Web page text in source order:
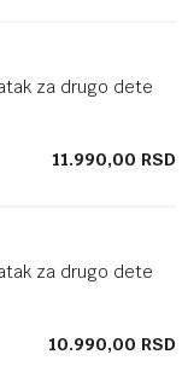
za drugo dete
11.990,00 RSD
za drugo dete
10.990,00 RSD